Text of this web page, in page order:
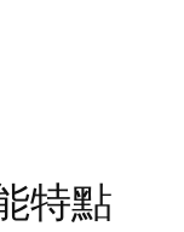
特點